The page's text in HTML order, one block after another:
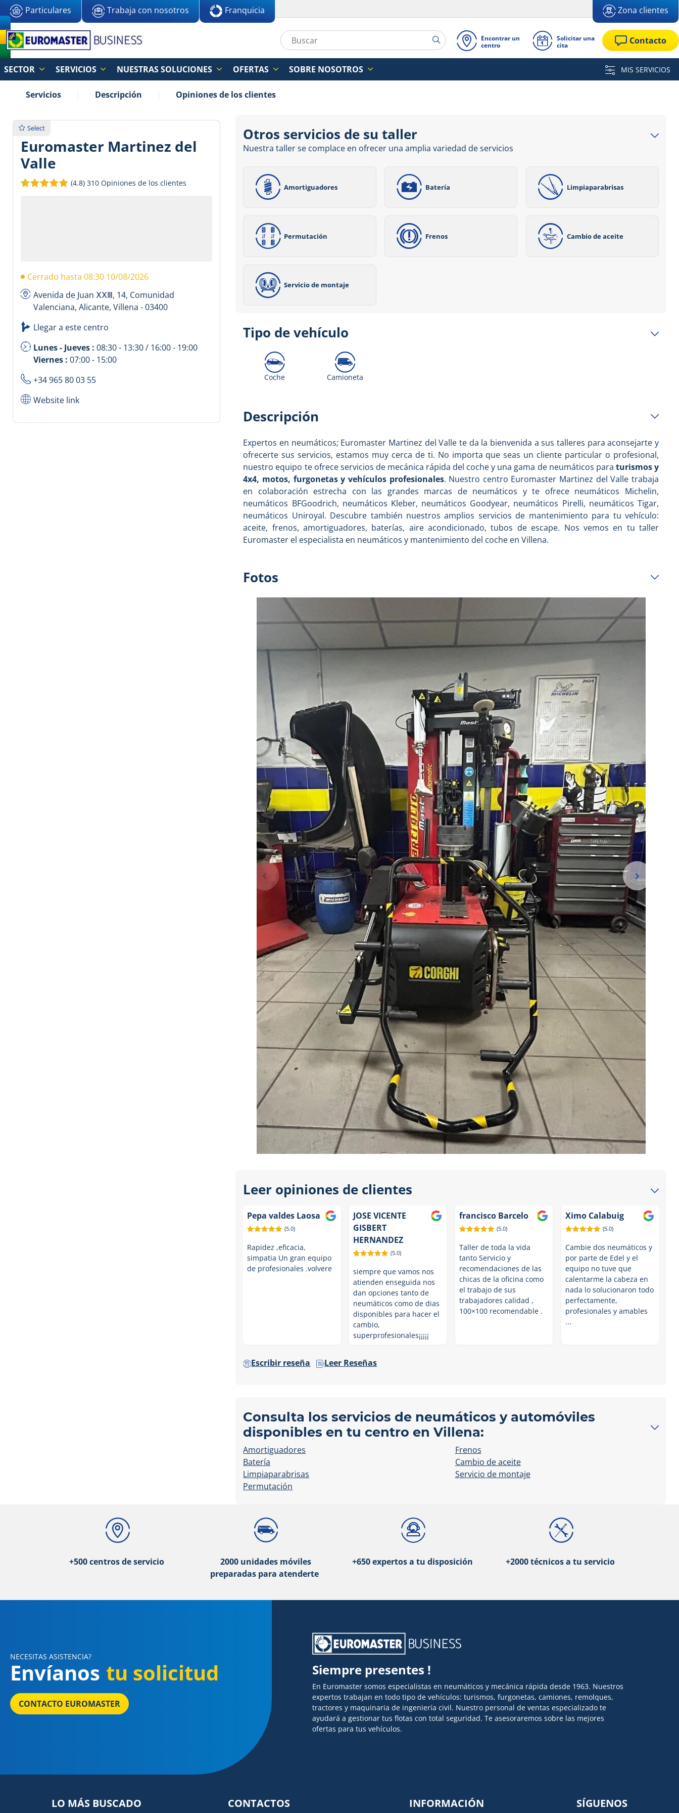
Particulares Trabaja con nosotros Franquicia Zona clientes
Encontrar un
centro
Solicitar una
cita
Contacto
SECTOR SERVICIOS NUESTRAS SOLUCIONES OFERTAS SOBRE NOSOTROS MIS SERVICIOS
Servicios Descripción Opiniones de los clientes
Select
Euromaster Martinez del
Valle
(4.8) 310 Opiniones de los clientes
Cerrado hasta 08:30 10/08/2026
Avenida de Juan ⅩⅩⅢ, 14, Comunidad
Valenciana, Alicante, Villena - 03400
Llegar a este centro
Lunes - Jueves : 08:30 - 13:30 / 16:00 - 19:00
Viernes : 07:00 - 15:00
+34 965 80 03 55
Website link
Otros servicios de su taller
Nuestra taller se complace en ofrecer una amplia variedad de servicios
Amortiguadores Batería Limpiaparabrisas
Permutación Frenos Cambio de aceite
Servicio de montaje
Tipo de vehículo
Coche Camioneta
Descripción
Expertos en neumáticos; Euromaster Martinez del Valle te da la bienvenida a sus talleres para aconsejarte y
ofrecerte sus servicios, estamos muy cerca de ti. No importa que seas un cliente particular o profesional,
nuestro equipo te ofrece servicios de mecánica rápida del coche y una gama de neumáticos para turismos y
4x4, motos, furgonetas y vehículos profesionales. Nuestro centro Euromaster Martinez del Valle trabaja
en colaboración estrecha con las grandes marcas de neumáticos y te ofrece neumáticos Michelin,
neumáticos BFGoodrich, neumáticos Kleber, neumáticos Goodyear, neumáticos Pirelli, neumáticos Tigar,
neumáticos Uniroyal. Descubre también nuestros amplios servicios de mantenimiento para tu vehículo:
aceite, frenos, amortiguadores, baterías, aire acondicionado, tubos de escape. Nos vemos en tu taller
Euromaster el especialista en neumáticos y mantenimiento del coche en Villena.
Fotos
of
7
Leer opiniones de clientes
Pepa valdes Laosa
(5.0)
Rapidez ,eficacia,
simpatia Un gran equipo
de profesionales .volvere
JOSE VICENTE
GISBERT
HERNANDEZ
(5.0)
siempre que vamos nos
atienden enseguida nos
dan opciones tanto de
neumáticos como de dias
disponibles para hacer el
cambio,
superprofesionales¡¡¡¡¡
francisco Barcelo
(5.0)
Taller de toda la vida
tanto Servicio y
recomendaciones de las
chicas de la oficina como
el trabajo de sus
trabajadores calidad ,
100×100 recomendable .
Ximo Calabuig
(5.0)
Cambie dos neumáticos y
por parte de Edel y el
equipo no tuve que
calentarme la cabeza en
nada lo solucionaron todo
perfectamente,
profesionales y amables
...
Escribir reseña Leer Reseñas
Consulta los servicios de neumáticos y automóviles
disponibles en tu centro en Villena:
Amortiguadores
Batería
Limpiaparabrisas
Permutación
Frenos
Cambio de aceite
Servicio de montaje
+500 centros de servicio
2000 unidades móviles
preparadas para atenderte
+650 expertos a tu disposición +2000 técnicos a tu servicio
NECESITAS ASISTENCIA?
Envíanos tu solicitud
CONTACTO EUROMASTER
Siempre presentes !
En Euromaster somos especialistas en neumáticos y mecánica rápida desde 1963. Nuestros
expertos trabajan en todo tipo de vehículos: turismos, furgonetas, camiones, remolques,
tractores y maquinaria de ingeniería civil. Nuestro personal de ventas especializado te
ayudará a gestionar tus flotas con total seguridad. Te asesoraremos sobre las mejores
ofertas para tus vehículos.
LO MÁS BUSCADO CONTACTOS INFORMACIÓN SÍGUENOS